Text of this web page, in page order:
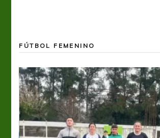
FÚTBOL FEMENINO